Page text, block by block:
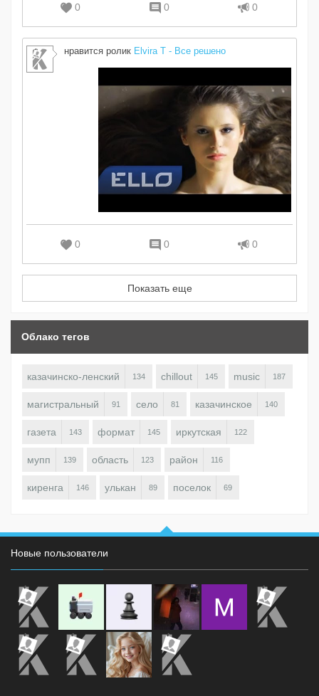
0 0 0
нравится ролик Elvira T - Все решено
0 0 0
Показать еще
Облако тегов
казачинско-ленский 134 chillout 145 music 187
магистральный 91 село 81 казачинское 140
газета 143 формат 145 иркутская 122
мупп 139 область 123 район 116
киренга 146 улькан 89 поселок 69
Новые пользователи